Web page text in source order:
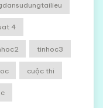
4
tinhoc3
cuộc thi